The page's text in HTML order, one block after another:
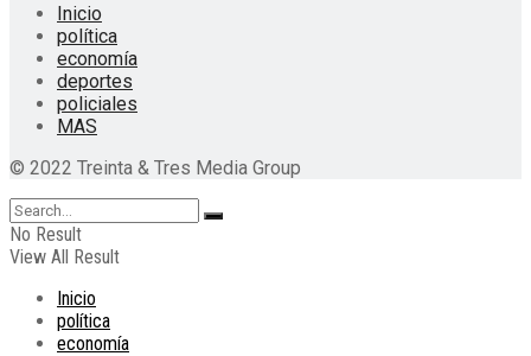
Inicio
política
economía
deportes
policiales
MAS
© 2022 Treinta & Tres Media Group
No Result
View All Result
Inicio
política
economía